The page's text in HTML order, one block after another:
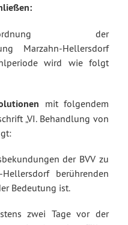
der
Marzahn-Hellersdorf
wird wie folgt
mit folgendem
„VI. Behandlung von
der BVV zu
berührenden
Bedeutung ist.
zwei Tage vor der